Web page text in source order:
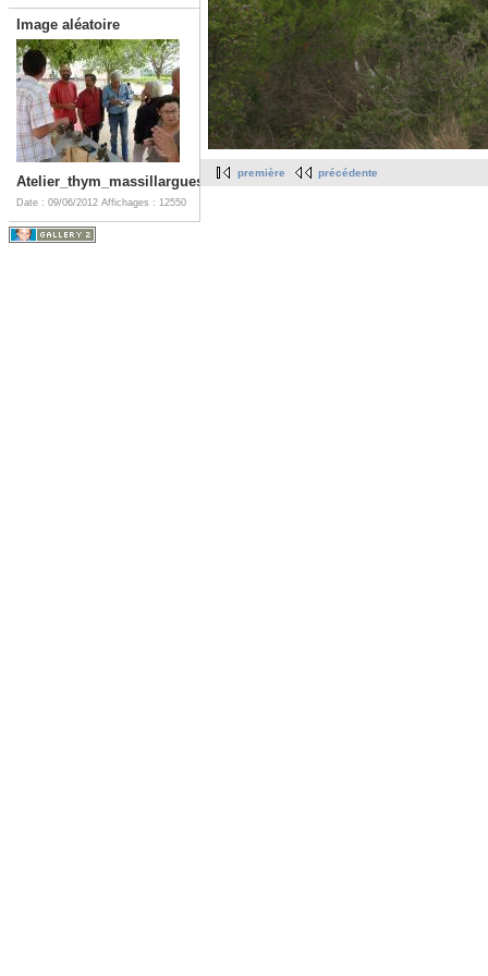
Image aléatoire
Atelier_thym_massillargues
Date : 09/06/2012 Affichages : 12550
première précédente